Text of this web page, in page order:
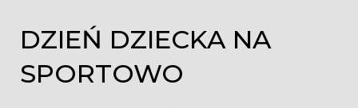
DZIEŃ DZIECKA NA
SPORTOWO